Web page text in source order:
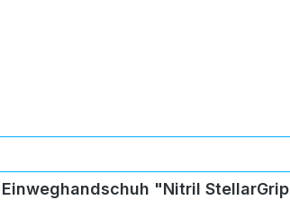
Einweghandschuh "Nitril StellarGrip